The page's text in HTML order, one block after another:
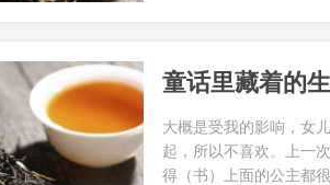
童话里藏着的
大概是受我的影响，女
起，所以不喜欢。上一
得（书）上面的公主都